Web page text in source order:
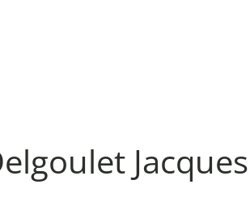
Jacques